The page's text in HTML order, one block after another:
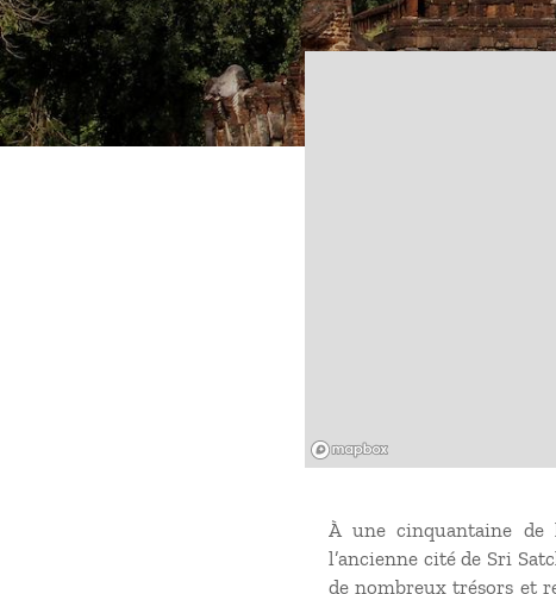
À une cinquantaine
l’ancienne cité de Sri
de nombreux trésors et